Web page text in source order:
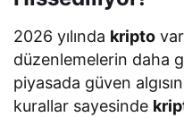
2026 yılında kripto
düzenlemelerin daha
piyasada güven
kurallar sayesinde